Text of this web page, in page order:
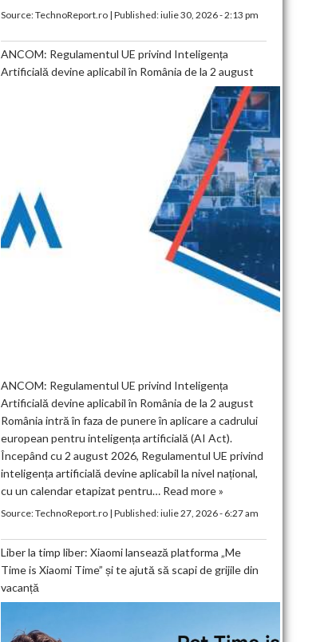
Source:TechnoReport.ro| Published:iulie 30, 2026 - 2:13 pm
ANCOM: Regulamentul UE privind Inteligența
Artificială devine aplicabil în România de la 2 august
ANCOM: Regulamentul UE privind Inteligența
Artificială devine aplicabil în România de la 2 august
România intră în faza de punere în aplicare a cadrului
european pentru inteligența artificială (AI Act).
Începând cu 2 august 2026, Regulamentul UE privind
inteligența artificială devine aplicabil la nivel național,
cu un calendar etapizat pentru… Read more »
Source:TechnoReport.ro| Published:iulie 27, 2026 - 6:27 am
Liber la timp liber: Xiaomi lansează platforma „Me
Time is Xiaomi Time” și te ajută să scapi de grijile din
vacanță